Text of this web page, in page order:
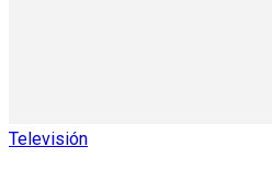
Televisión